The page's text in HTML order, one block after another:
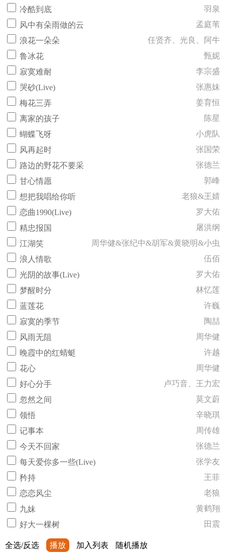
冷酷到底
羽泉
风中有朵雨做的云
孟庭苇
浪花一朵朵
任贤齐、光良、阿牛
鲁冰花
甄妮
寂寞难耐
李宗盛
哭砂(Live)
张惠妹
梅花三弄
姜育恒
离家的孩子
陈星
蝴蝶飞呀
小虎队
风再起时
张国荣
路边的野花不要采
张德兰
甘心情愿
郭峰
想把我唱给你听
老狼&王婧
恋曲1990(Live)
罗大佑
精忠报国
屠洪纲
江湖笑
周华健&张纪中&胡军&黄晓明&小虫
浪人情歌
伍佰
光阴的故事(Live)
罗大佑
梦醒时分
林忆莲
蓝莲花
许巍
寂寞的季节
陶喆
风雨无阻
周华健
晚霞中的红蜻蜓
许越
花心
周华健
好心分手
卢巧音、王力宏
忽然之间
莫文蔚
领悟
辛晓琪
记事本
周传雄
今天不回家
张德兰
每天爱你多一些(Live)
张学友
矜持
王菲
恋恋风尘
老狼
九妹
黄鹤翔
好大一棵树
田震
全选/反选 播放 加入列表 随机播放